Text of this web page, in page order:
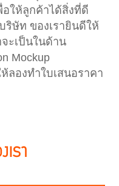
อให้ลูกค้าได้สิ่งที่ดี
ษัท ของเรายินดีให้
ะเป็นในด้าน
Mockup
ลองทำใบเสนอราคา
รา